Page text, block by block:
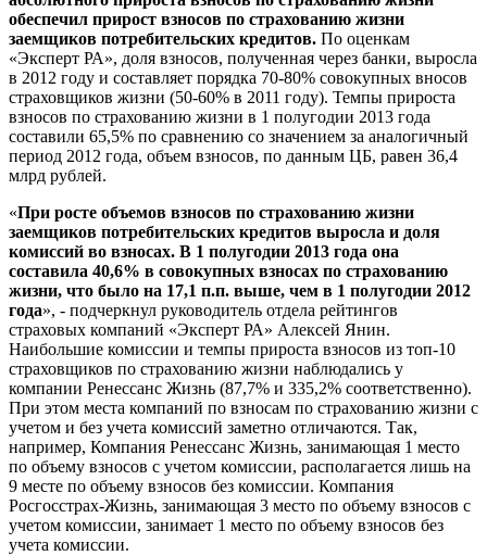
обеспечил прирост взносов по страхованию жизни
заемщиков потребительских кредитов. По оценкам
«Эксперт РА», доля взносов, полученная через банки, выросла
в 2012 году и составляет порядка 70-80% совокупных вносов
страховщиков жизни (50-60% в 2011 году). Темпы прироста
взносов по страхованию жизни в 1 полугодии 2013 года
составили 65,5% по сравнению со значением за аналогичный
период 2012 года, объем взносов, по данным ЦБ, равен 36,4
млрд рублей.
«При росте объемов взносов по страхованию жизни
заемщиков потребительских кредитов выросла и доля
комиссий во взносах. В 1 полугодии 2013 года она
составила 40,6% в совокупных взносах по страхованию
жизни, что было на 17,1 п.п. выше, чем в 1 полугодии 2012
года», - подчеркнул руководитель отдела рейтингов
страховых компаний «Эксперт РА» Алексей Янин.
Наибольшие комиссии и темпы прироста взносов из топ-10
страховщиков по страхованию жизни наблюдались у
компании Ренессанс Жизнь (87,7% и 335,2% соответственно).
При этом места компаний по взносам по страхованию жизни с
учетом и без учета комиссий заметно отличаются. Так,
например, Компания Ренессанс Жизнь, занимающая 1 место
по объему взносов с учетом комиссии, располагается лишь на
9 месте по объему взносов без комиссии. Компания
Росгосстрах-Жизнь, занимающая 3 место по объему взносов с
учетом комиссии, занимает 1 место по объему взносов без
учета комиссии.